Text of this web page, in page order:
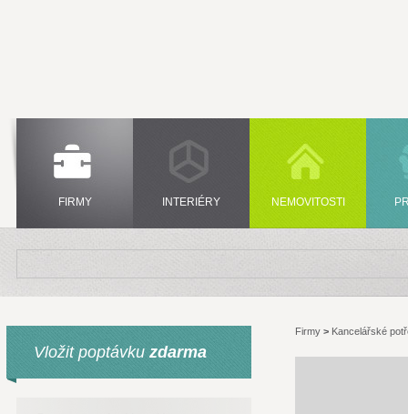
FIRMY INTERIÉRY NEMOVITOSTI
Vložit poptávku zdarma
Firmy > Kancelářské